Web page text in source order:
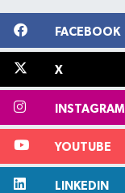
FACEBOOK
X
INSTAGRAM
YOUTUBE
LINKEDIN